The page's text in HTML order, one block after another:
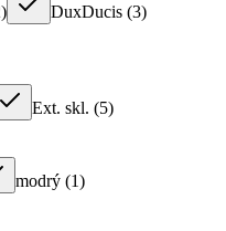
) DuxDucis (3)
Ext. skl. (5)
modrý (1)